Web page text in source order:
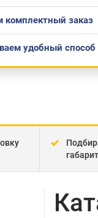
комплектный заказ
удобный способ